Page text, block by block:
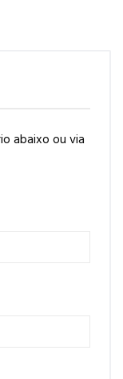
abaixo ou via